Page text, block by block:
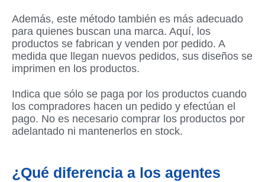
Además, este método también es más adecuado
para quienes buscan una marca. Aquí, los
productos se fabrican y venden por pedido. A
medida que llegan nuevos pedidos, sus diseños se
imprimen en los productos.
Indica que sólo se paga por los productos cuando
los compradores hacen un pedido y efectúan el
pago. No es necesario comprar los productos por
adelantado ni mantenerlos en stock.
¿Qué diferencia a los agentes